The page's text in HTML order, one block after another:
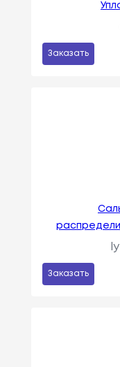
Заказать
Заказать